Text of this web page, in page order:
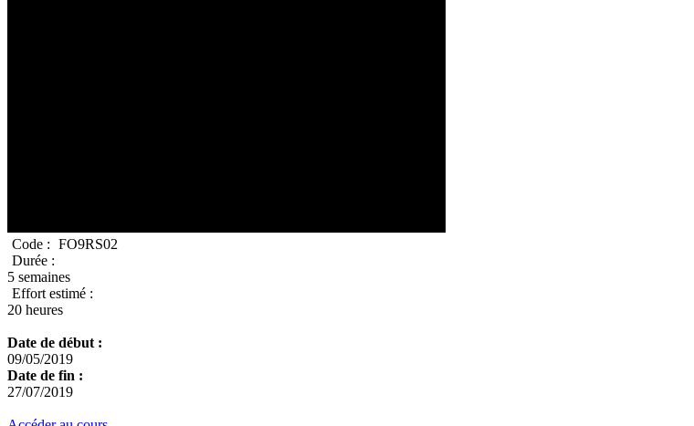
Code : FO9RS02
Durée :
5 semaines
Effort estimé :
20 heures
Date de début :
09/05/2019
Date de fin :
27/07/2019